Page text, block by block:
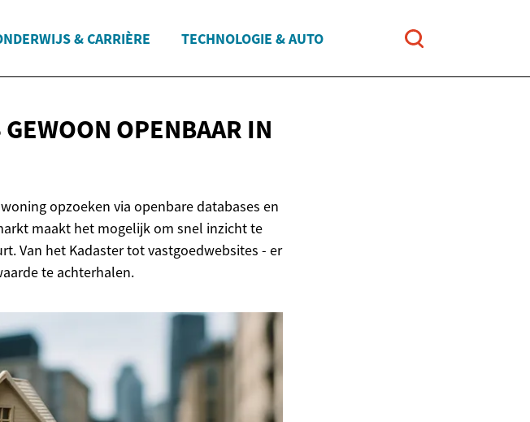
& CARRIÈRE TECHNOLOGIE & AUTO
OPENBAAR IN
opzoeken via openbare databases en
maakt het mogelijk om snel inzicht te
Van het Kadaster tot vastgoedwebsites - er
te achterhalen.